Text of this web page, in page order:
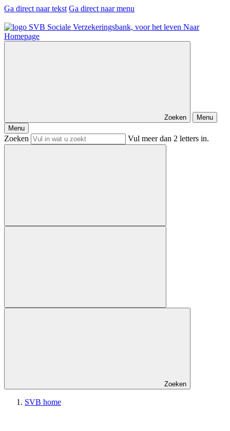
Ga direct naar tekst Ga direct naar menu
Naar
Homepage
Zoeken
Menu
Menu
Zoeken Vul meer dan 2 letters in.
Zoeken
SVB home